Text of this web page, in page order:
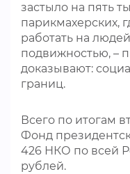
застыло на пять
парикмахерских,
работать на
подвижностью, –
доказывают:
границ.
Всего по итогам
Фонд
426 НКО по всей
рублей.